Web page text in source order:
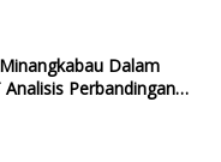
Dalam
Perbandingan